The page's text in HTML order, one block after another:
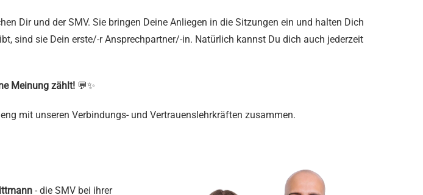
Dir und der SMV. Sie bringen Deine Anliegen in die Sitzungen ein und halten Dich
sind sie Dein erste/-r Ansprechpartner/-in. Natürlich kannst Du dich auch jederzeit
Meinung zählt! 💬✨
mit unseren Verbindungs- und Vertrauenslehrkräften zusammen.
- die SMV bei ihrer